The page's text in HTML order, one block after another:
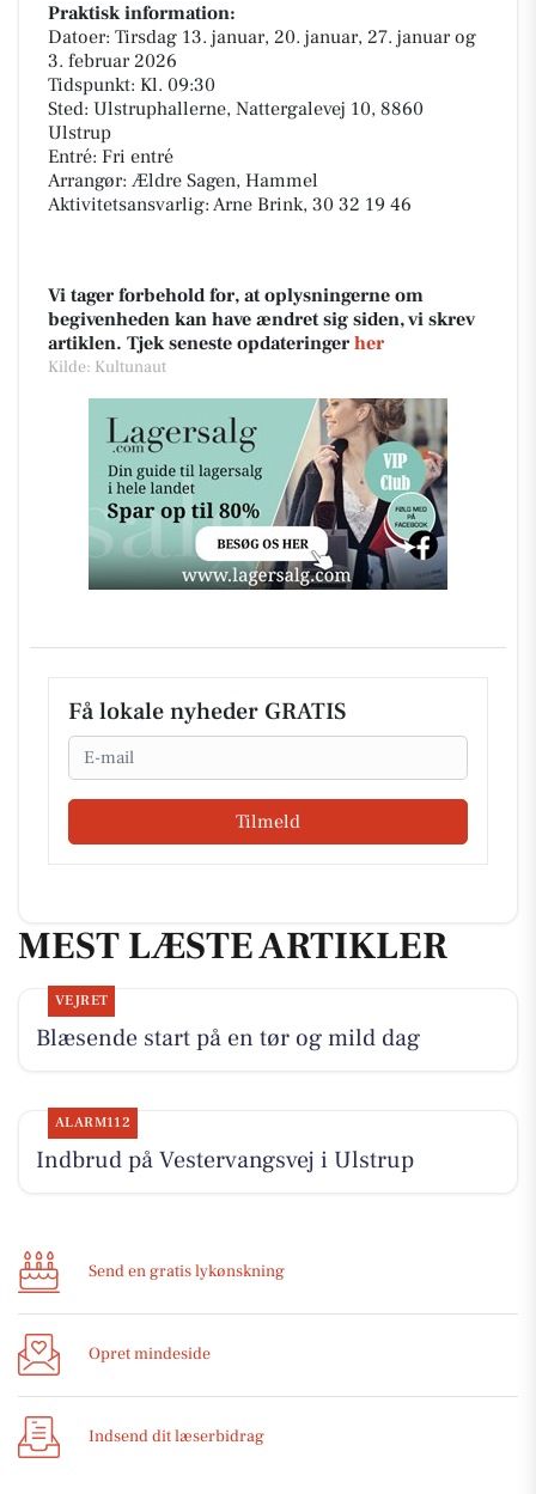
Praktisk information:
Datoer: Tirsdag 13. januar, 20. januar, 27. januar og
3. februar 2026
Tidspunkt: Kl. 09:30
Sted: Ulstruphallerne, Nattergalevej 10, 8860
Ulstrup
Entré: Fri entré
Arrangør: Ældre Sagen, Hammel
Aktivitetsansvarlig: Arne Brink, 30 32 19 46
Vi tager forbehold for, at oplysningerne om
begivenheden kan have ændret sig siden, vi skrev
artiklen. Tjek seneste opdateringer her
Kilde: Kultunaut
Få lokale nyheder GRATIS
Email
Tilmeld
MEST LÆSTE ARTIKLER
VEJRET
Blæsende start på en tør og mild dag
ALARM112
Indbrud på Vestervangsvej i Ulstrup
Send en gratis lykønskning
Opret mindeside
Indsend dit læserbidrag